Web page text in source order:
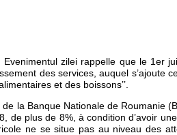
Evenimentul zilei rappelle que le 1er
des services, auquel s’ajoute
et des boissons’’.
la Banque Nationale de Roumanie
de plus de 8%, à condition d’avoir
ne se situe pas au niveau des